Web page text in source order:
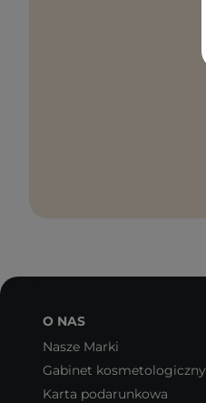
O NAS
Nasze Marki
Gabinet kosmetologiczny
Karta podarunkowa